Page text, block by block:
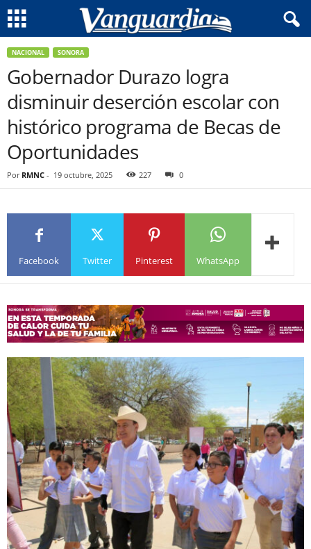
NACIONAL SONORA
Gobernador Durazo logra
disminuir deserción escolar con
histórico programa de Becas de
Oportunidades
Por RMNC - 19 octubre, 2025 227 0
Facebook Twitter Pinterest WhatsApp